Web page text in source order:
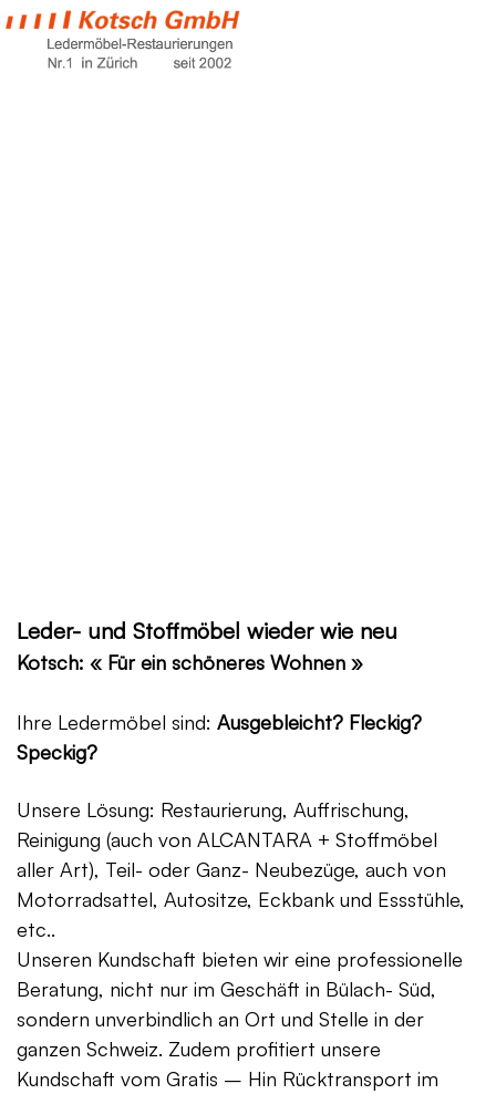
Leder- und Stoffmöbel wieder wie neu
Kotsch: « Für ein schöneres Wohnen »
Ihre Ledermöbel sind: Ausgebleicht? Fleckig?
Speckig?
Unsere Lösung: Restaurierung, Auffrischung,
Reinigung (auch von ALCANTARA + Stoffmöbel
aller Art), Teil- oder Ganz- Neubezüge, auch von
Motorradsattel, Autositze, Eckbank und Essstühle,
etc..
Unseren Kundschaft bieten wir eine professionelle
Beratung, nicht nur im Geschäft in Bülach- Süd,
sondern unverbindlich an Ort und Stelle in der
ganzen Schweiz. Zudem profitiert unsere
Kundschaft vom Gratis – Hin Rücktransport im